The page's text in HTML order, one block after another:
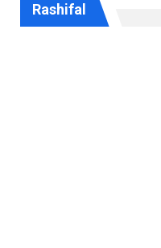
Rashifal